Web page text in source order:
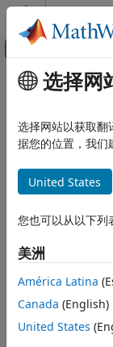
跳到内容
画布外导
文档主页
编程
函数
参量定义
编程
定义类
属性
本页内容
主要内容
验证值为非零长
全页折叠
语法
说明
如果
本，则
返回值。
选择网
选择网站以获取翻
据您的位置，我们
United States
您也可以从以下列
美洲
América Latina
Canada (English)
United States